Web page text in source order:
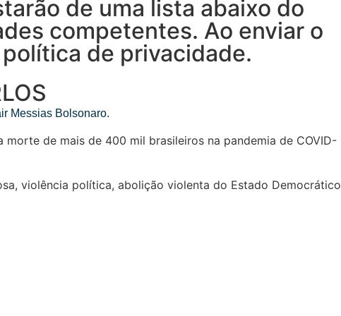
de uma lista abaixo do
competentes. Ao enviar o
de privacidade.
Messias Bolsonaro.
de mais de 400 mil brasileiros na pandemia de COVID-
violência política, abolição violenta do Estado Democrático